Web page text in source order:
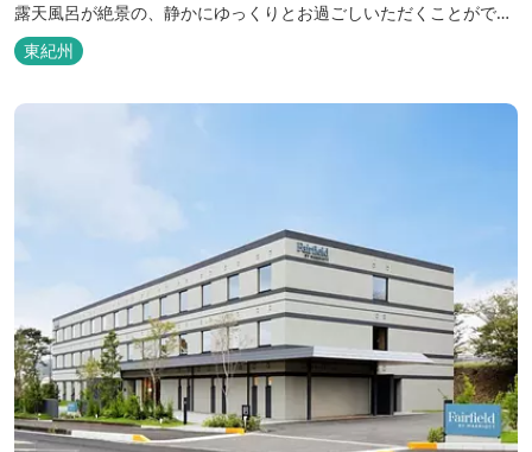
露天風呂が絶景の、静かにゆっくりとお過ごしいただくことができ
る温泉宿泊施設です。 熊野古道をはじめ、日本一の棚田と称される
丸山千枚田、赤木城跡、熊野本宮大社（熊野三山）、玉置神社が近
くに点在し、和歌山・奈良の遺産や名所からも近いことから観光ア
東紀州